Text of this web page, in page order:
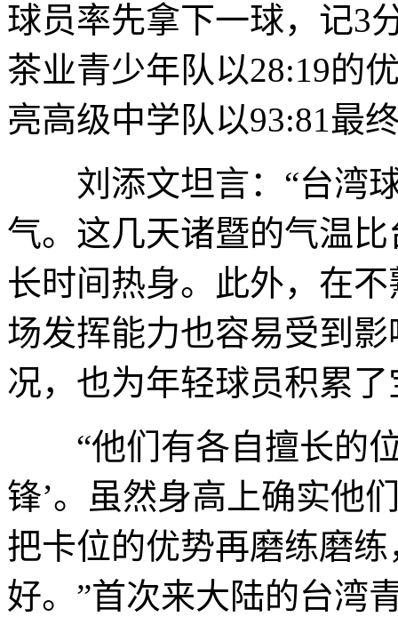
球员率先拿下一球，记3
茶业青少年队以28:19的
亮高级中学队以93:81最
刘添文坦言：“台湾球
气。这几天诸暨的气温
长时间热身。此外，在
场发挥能力也容易受到
况，也为年轻球员积累了
“他们有各自擅长的位
锋’。虽然身高上确实他
把卡位的优势再磨练磨
好。”首次来大陆的台湾